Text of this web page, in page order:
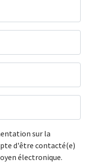
sur la
d'être contacté(e)
électronique.